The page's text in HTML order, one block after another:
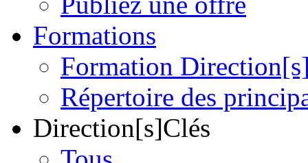
Formations
Formation
Répertoire des
Direction[s]Clés